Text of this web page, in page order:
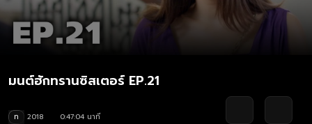
มนต์ฮักทรานซิสเตอร์ EP.21
ท 2018
0:47:04 นาที